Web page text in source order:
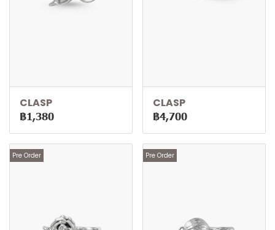
CLASP
฿1,380
CLASP
฿4,700
Pre Order Pre Order